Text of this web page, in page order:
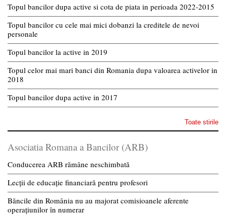
Topul bancilor dupa active si cota de piata in perioada 2022-2015
Topul bancilor cu cele mai mici dobanzi la creditele de nevoi
personale
Topul bancilor la active in 2019
Topul celor mai mari banci din Romania dupa valoarea activelor in
2018
Topul bancilor dupa active in 2017
Toate stirile
Asociatia Romana a Bancilor (ARB)
Conducerea ARB rămâne neschimbată
Lecții de educație financiară pentru profesori
Băncile din România nu au majorat comisioanele aferente
operațiunilor în numerar